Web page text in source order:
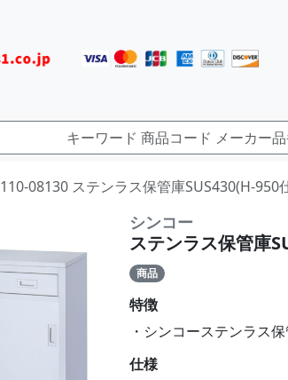
110-08130 ステンラス保管庫SUS430(H-
シンコー
ステンラス保管庫
商品
特徴
・シンコーステンラス
仕様